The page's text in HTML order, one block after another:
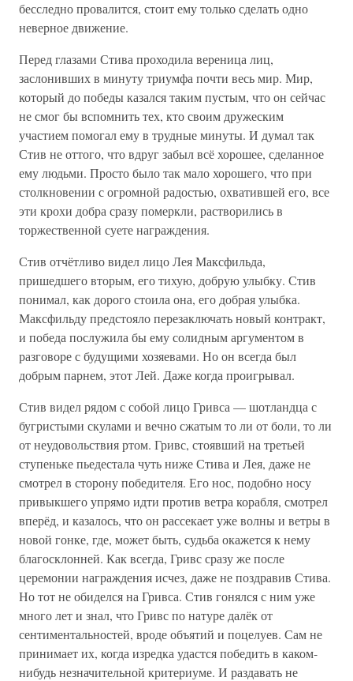
бесследно провалится, стоит ему только сделать одно
неверное движение.
Перед глазами Стива проходила вереница лиц,
заслонивших в минуту триумфа почти весь мир. Мир,
который до победы казался таким пустым, что он сейчас
не смог бы вспомнить тех, кто своим дружеским
участием помогал ему в трудные минуты. И думал так
Стив не оттого, что вдруг забыл всё хорошее, сделанное
ему людьми. Просто было так мало хорошего, что при
столкновении с огромной радостью, охватившей его, все
эти крохи добра сразу померкли, растворились в
торжественной суете награждения.
Стив отчётливо видел лицо Лея Максфильда,
пришедшего вторым, его тихую, добрую улыбку. Стив
понимал, как дорого стоила она, его добрая улыбка.
Максфильду предстояло перезаключать новый контракт,
и победа послужила бы ему солидным аргументом в
разговоре с будущими хозяевами. Но он всегда был
добрым парнем, этот Лей. Даже когда проигрывал.
Стив видел рядом с собой лицо Гривса — шотландца с
бугристыми скулами и вечно сжатым то ли от боли, то ли
от неудовольствия ртом. Гривс, стоявший на третьей
ступеньке пьедестала чуть ниже Стива и Лея, даже не
смотрел в сторону победителя. Его нос, подобно носу
привыкшего упрямо идти против ветра корабля, смотрел
вперёд, и казалось, что он рассекает уже волны и ветры в
новой гонке, где, может быть, судьба окажется к нему
благосклонней. Как всегда, Гривс сразу же после
церемонии награждения исчез, даже не поздравив Стива.
Но тот не обиделся на Гривса. Стив гонялся с ним уже
много лет и знал, что Гривс по натуре далёк от
сентиментальностей, вроде объятий и поцелуев. Сам не
принимает их, когда изредка удастся победить в каком-
нибудь незначительной критериуме. И раздавать не